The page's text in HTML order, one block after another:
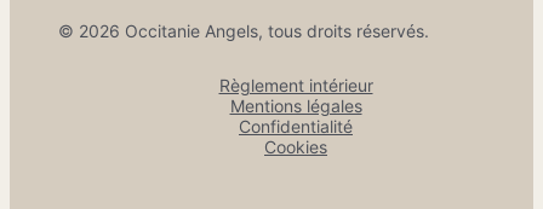
© 2026 Occitanie Angels, tous droits réservés.
Règlement intérieur
Mentions légales
Confidentialité
Cookies